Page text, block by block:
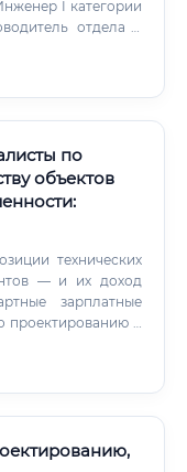
I категории
отдела →
Смежные
честно сравним
со
площадке в любую
— в
продукт,
применяется на
по
объектов
технических
— и их доход
зарплатные
проектированию и
подготовка